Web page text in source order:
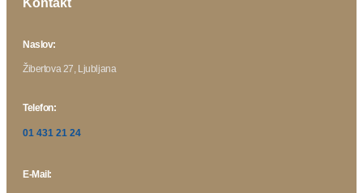
Kontakt
Naslov:
Žibertova 27, Ljubljana
Telefon:
01 431 21 24
E-Mail: